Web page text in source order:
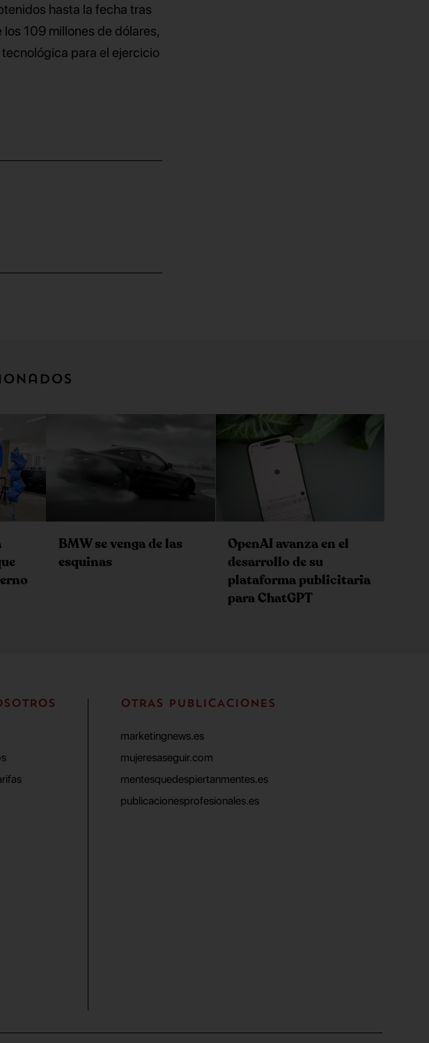
hasta la fecha tras
109 millones de dólares,
para el ejercicio
BMW se venga de las
esquinas
OpenAI avanza en el
desarrollo de su
plataforma publicitaria
para ChatGPT
OTRAS PUBLICACIONES
marketingnews.es
mujeresaseguir.com
mentesquedespiertanmentes.es
publicacionesprofesionales.es